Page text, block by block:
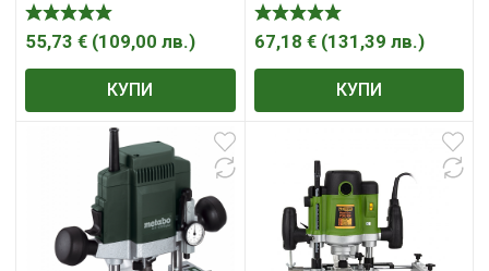
55,73 € (109,00 лв.)
КУПИ
67,18 € (131,39 лв.)
КУПИ